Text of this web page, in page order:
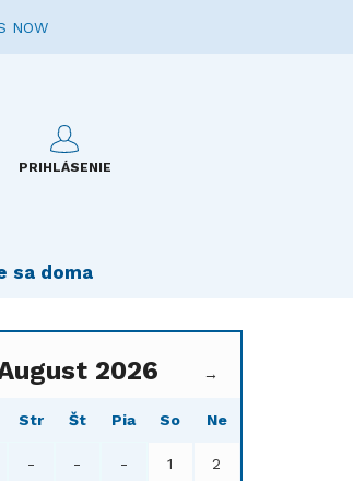
NOW
PRIHLÁSENIE
sa doma
2026 →
Str Št Pia So Ne
- - - 1 2